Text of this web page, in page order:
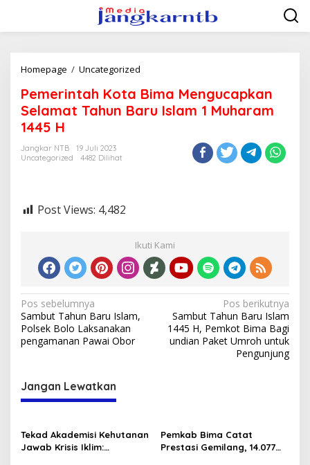
konten
Homepage / Uncategorized
Bima
Mengucapkan
Selamat
Pemerintah Kota Bima Mengucapkan
Selamat Tahun Baru Islam 1 Muharam
1445 H
Jangkar NTB
19 Juli 2023
Uncategorized
4482 Dilihat
Post Views: 4,482
Ikuti Kami
Navigasi
pos
Pos sebelumnya
Sambut Tahun Baru Islam,
Polsek Bolo Laksanakan
pengamanan Pawai Obor
Pos berikutnya
Sambut Tahun Baru Islam
1445 H, Pemkot Bima Bagi
undian Paket Umroh untuk
Pengunjung
Jangan Lewatkan
Tekad Akademisi Kehutanan
Jawab Krisis Iklim:
Pemkab Bima Catat
Prestasi Gemilang, 14.077